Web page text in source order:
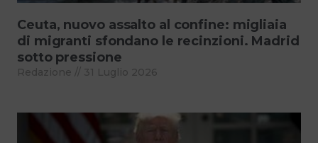
Ceuta, nuovo assalto al confine: migliaia
di migranti sfondano le recinzioni. Madrid
sotto pressione
Redazione 31 Luglio 2026